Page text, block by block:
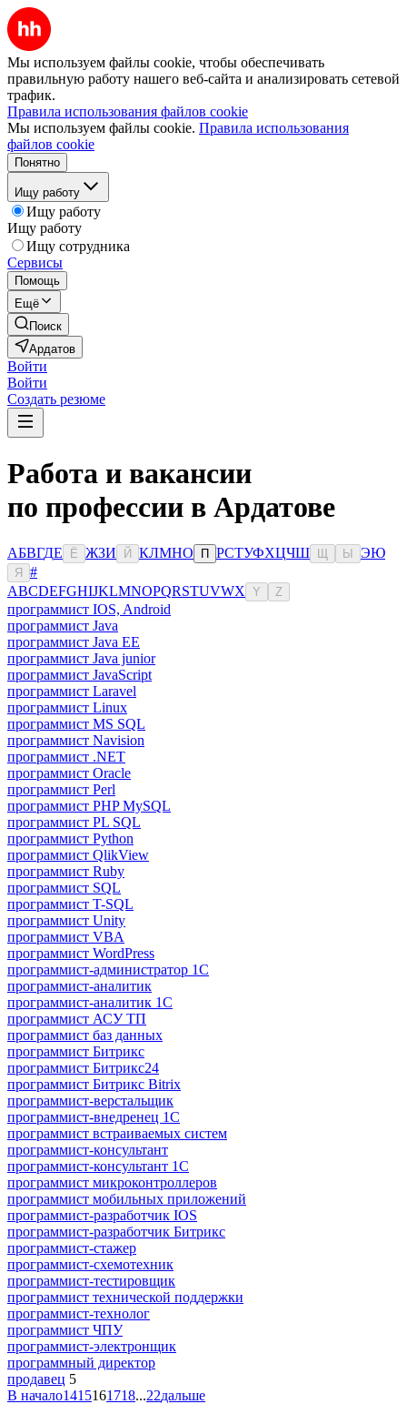
Мы используем файлы cookie, чтобы обеспечивать
правильную работу нашего веб-сайта и анализировать сетевой
трафик.
Правила использования файлов cookie
Мы используем файлы cookie. Правила использования
файлов cookie
Понятно
Ищу работу
Ищу работу
Ищу работу
Ищу сотрудника
Сервисы
Помощь
Ещё
Поиск
Ардатов
Войти
Войти
Создать резюме
Работа и вакансии
по профессии в Ардатове
АБВГДЕ Ё ЖЗИ Й КЛМНО П РСТУФХЦЧШ Ы ЭЮ
Я
#
ABCDEFGHIJKLMNOPQRSTUVWX Y Z
программист IOS, Android
программист Java
программист Java EE
программист Java junior
программист JavaScript
программист Laravel
программист Linux
программист MS SQL
программист Navision
программист .NET
программист Oracle
программист Perl
программист PHP MySQL
программист PL SQL
программист Python
программист QlikView
программист Ruby
программист SQL
программист T-SQL
программист Unity
программист VBA
программист WordPress
программист-администратор 1С
программист-аналитик
программист-аналитик 1С
программист АСУ ТП
программист баз данных
программист Битрикс
программист Битрикс24
программист Битрикс Bitrix
программист-верстальщик
программист-внедренец 1С
программист встраиваемых систем
программист-консультант
программист-консультант 1C
программист микроконтроллеров
программист мобильных приложений
программист-разработчик IOS
программист-разработчик Битрикс
программист-стажер
программист-схемотехник
программист-тестировщик
программист технической поддержки
программист-технолог
программист ЧПУ
программист-электронщик
программный директор
продавец 5
В начало1415161718...22дальше